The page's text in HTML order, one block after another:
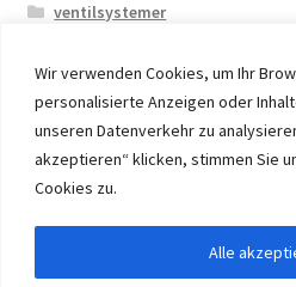
Wir verwenden Cookies, um Ihr
personalisierte Anzeigen oder
unseren Datenverkehr zu
akzeptieren“ klicken, stimmen Sie
Cookies zu.
Alle
ventilsystemer
© 2026 Eruon Trade UG,